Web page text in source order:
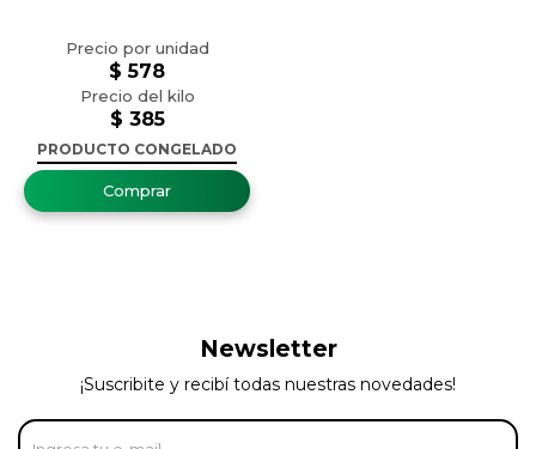
$ 385
$ 578
PRODUCTO CONGELADO
Newsletter
¡Suscribite y recibí todas nuestras novedades!